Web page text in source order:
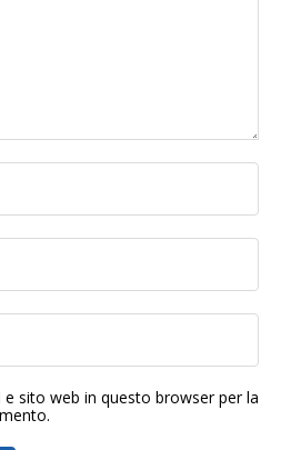
sito web in questo browser per la